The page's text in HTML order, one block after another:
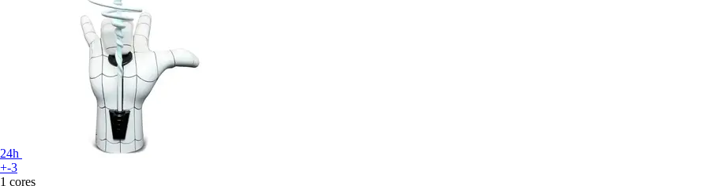
24h
+-3
1 cores